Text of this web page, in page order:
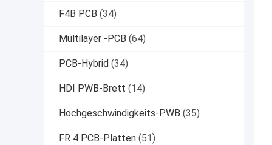
F4B PCB (34)
Multilayer -PCB (64)
PCB-Hybrid (34)
HDI PWB-Brett (14)
Hochgeschwindigkeits-PWB (35)
FR 4 PCB-Platten (51)